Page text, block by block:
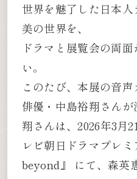
世界を魅了した日本
美の世界を、
ドラマと展覧会の両
い。
このたび、本展の音
俳優・中島裕翔さん
翔さんは、2026年3月
レビ朝日ドラマプレ
beyond』 にて、森英